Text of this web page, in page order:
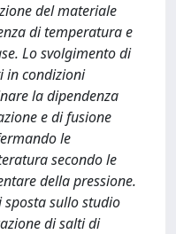
del materiale
di temperatura e
Lo svolgimento di
in condizioni
la dipendenza
e di fusione
le
secondo le
della pressione.
sposta sullo studio
di salti di